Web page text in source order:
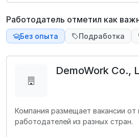
Работодатель отметил как
Без опыта Подработка
DemoWork Co.,
Компания размещает вакансии от
работодателей из разных стран.